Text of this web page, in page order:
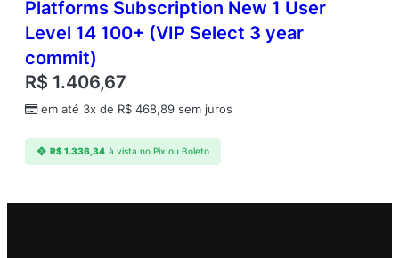
Platforms Subscription New 1 User
Level 14 100+ (VIP Select 3 year
commit)
R$ 1.406,67
em até 3x de R$ 468,89 sem juros
R$1.336,34 à vista no Pix ou Boleto